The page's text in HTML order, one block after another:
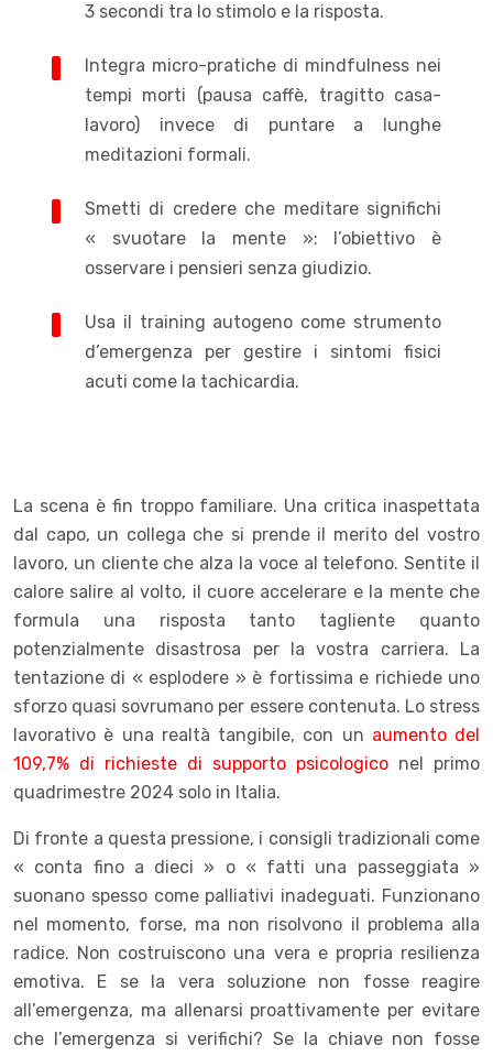
3 secondi tra lo stimolo e la risposta.
Integra micro-pratiche di mindfulness nei
tempi morti (pausa caffè, tragitto casa-
lavoro) invece di puntare a lunghe
meditazioni formali.
Smetti di credere che meditare significhi
« svuotare la mente »: l’obiettivo è
osservare i pensieri senza giudizio.
Usa il training autogeno come strumento
d’emergenza per gestire i sintomi fisici
acuti come la tachicardia.
La scena è fin troppo familiare. Una critica inaspettata
dal capo, un collega che si prende il merito del vostro
lavoro, un cliente che alza la voce al telefono. Sentite il
calore salire al volto, il cuore accelerare e la mente che
formula una risposta tanto tagliente quanto
potenzialmente disastrosa per la vostra carriera. La
tentazione di « esplodere » è fortissima e richiede uno
sforzo quasi sovrumano per essere contenuta. Lo stress
lavorativo è una realtà tangibile, con un aumento del
109,7% di richieste di supporto psicologico nel primo
quadrimestre 2024 solo in Italia.
Di fronte a questa pressione, i consigli tradizionali come
« conta fino a dieci » o « fatti una passeggiata »
suonano spesso come palliativi inadeguati. Funzionano
nel momento, forse, ma non risolvono il problema alla
radice. Non costruiscono una vera e propria resilienza
emotiva. E se la vera soluzione non fosse reagire
all’emergenza, ma allenarsi proattivamente per evitare
che l’emergenza si verifichi? Se la chiave non fosse